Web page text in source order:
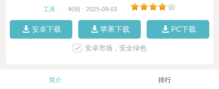
工具 时间：2025-09-03
安卓下载 苹果下载 PC下载
安卓市场，安全绿色
简介 排行